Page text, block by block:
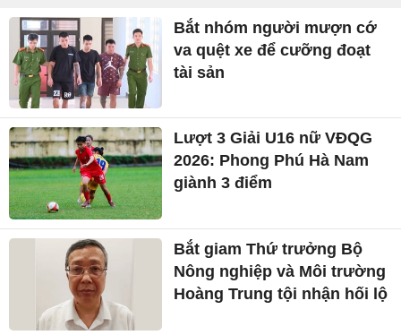
Bắt nhóm người mượn cớ
va quệt xe để cưỡng đoạt
tài sản
Lượt 3 Giải U16 nữ VĐQG
2026: Phong Phú Hà Nam
giành 3 điểm
Bắt giam Thứ trưởng Bộ
Nông nghiệp và Môi trường
Hoàng Trung tội nhận hối lộ